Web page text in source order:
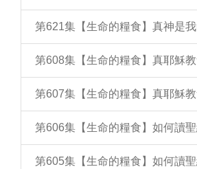
第621集【生命的糧食】真神是
第608集【生命的糧食】真耶穌
第607集【生命的糧食】真耶穌
第606集【生命的糧食】如何讀聖
第605集【生命的糧食】如何讀聖